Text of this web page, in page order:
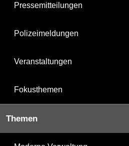
Pressemitteilungen
Polizeimeldungen
Veranstaltungen
Fokusthemen
Themen